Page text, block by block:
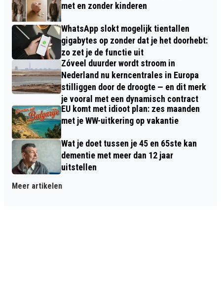
met en zonder kinderen
WhatsApp slokt mogelijk tientallen
gigabytes op zonder dat je het doorhebt:
zo zet je de functie uit
Zóveel duurder wordt stroom in
Nederland nu kerncentrales in Europa
stilliggen door de droogte — en dit merk
je vooral met een dynamisch contract
EU komt met idioot plan: zes maanden
met je WW-uitkering op vakantie
Wat je doet tussen je 45 en 65ste kan
dementie met meer dan 12 jaar
uitstellen
Meer artikelen